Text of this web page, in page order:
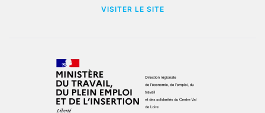
VISITER LE SITE